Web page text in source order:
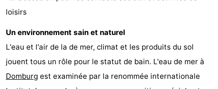
loisirs
Un environnement sain et naturel
L'eau et l'air de la de mer, climat et les produits du sol
jouent tous un rôle pour le statut de bain. L'eau de mer à
Domburg est examinée par la renommée internationale